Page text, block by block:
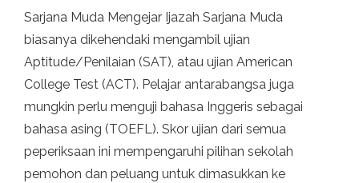
Sarjana Muda Mengejar Ijazah Sarjana Muda
biasanya dikehendaki mengambil ujian
Aptitude/Penilaian (SAT), atau ujian American
College Test (ACT). Pelajar antarabangsa juga
mungkin perlu menguji bahasa Inggeris sebagai
bahasa asing (TOEFL). Skor ujian dari semua
peperiksaan ini mempengaruhi pilihan sekolah
pemohon dan peluang untuk dimasukkan ke